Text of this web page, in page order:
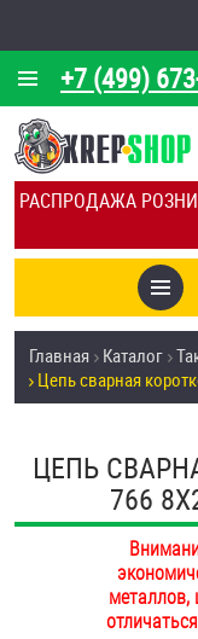
РАСПРОДАЖА
+7 (499)
О КОМПАНИИ
КАЛЬКУЛЯТОР
ОТЗЫВЫ
УСЛУГИ
СКИДКИ
ОПТ
ПОКУПАТЕЛЯМ
ОПЛАТА И
НАШИ МАГАЗИНЫ
Товары
Анкеры
Болты и винты
Втулки
Главная Каталог
Цепь сварная
ЦЕПЬ
766
металлов,